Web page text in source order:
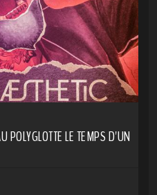
POLYGLOTTE LE TEMPS D'UN